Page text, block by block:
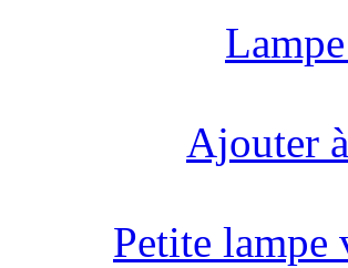
Ajouter
Petite lampe